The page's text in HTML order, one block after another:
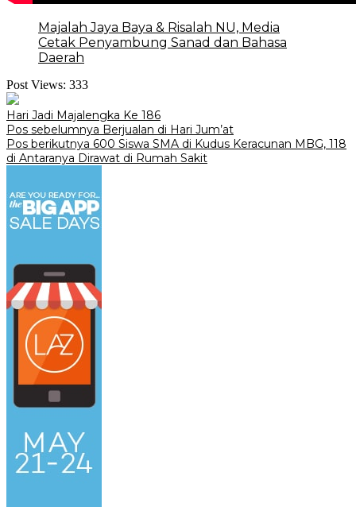
Majalah Jaya Baya & Risalah NU, Media
Cetak Penyambung Sanad dan Bahasa
Daerah
Post Views: 333
Hari Jadi Majalengka Ke 186
Navigasi
pos
Pos sebelumnya Berjualan di Hari Jum’at
Pos berikutnya 600 Siswa SMA di Kudus Keracunan MBG, 118
di Antaranya Dirawat di Rumah Sakit